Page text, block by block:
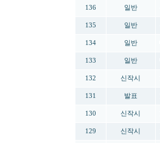
136 일반
135 일반
134 일반
133 일반
132 신작시
131 발표
130 신작시
129 신작시